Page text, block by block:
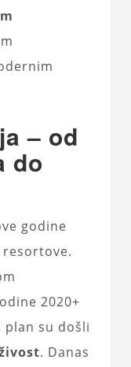
– od
do
godine
resortove.
2020+
su došli
. Danas